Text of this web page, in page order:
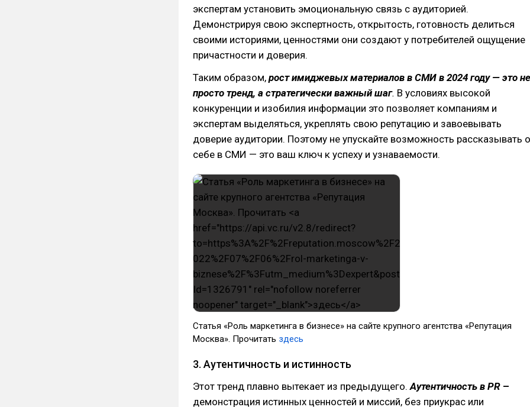
экспертам установить эмоциональную связь с аудиторией.
Демонстрируя свою экспертность, открытость, готовность делиться
своими историями, ценностями они создают у потребителей ощущение
причастности и доверия.
Таким образом, рост имиджевых материалов в СМИ в 2024 году — это не
просто тренд, а стратегически важный шаг. В условиях высокой
конкуренции и изобилия информации это позволяет компаниям и
экспертам выделяться, укреплять свою репутацию и завоевывать
доверие аудитории. Поэтому не упускайте возможность рассказывать о
себе в СМИ — это ваш ключ к успеху и узнаваемости.
Статья «Роль маркетинга в бизнесе» на сайте крупного агентства «Репутация
Москва». Прочитать здесь
3. Аутентичность и истинность
Этот тренд плавно вытекает из предыдущего.Аутентичность в PR –
демонстрация истинных ценностей и миссий, без приукрас или